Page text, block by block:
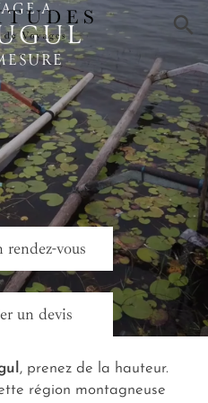
A
rendez-vous
un devis
, prenez de la hauteur.
région montagneuse